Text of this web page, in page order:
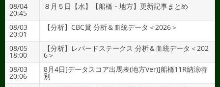
08/04
20:45
８月５日【水】【船橋・地方】更新記事まとめ
08/03
20:01
【分析】CBC賞 分析＆血統データ＜2026＞
08/05
18:00
【分析】レパードステークス 分析＆血統データ＜202
6＞
08/03
20:06
8月4日[データスコア出馬表(地方Ver)]船橋11R納涼特
別